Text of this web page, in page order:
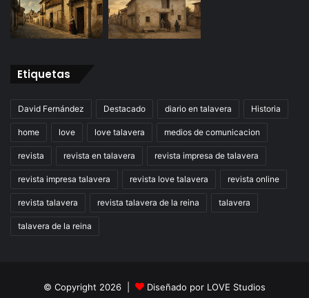
Etiquetas
David Fernández Destacado diario en talavera Historia
home love love talavera medios de comunicacion
revista revista en talavera revista impresa de talavera
revista impresa talavera revista love talavera revista online
revista talavera revista talavera de la reina talavera
talavera de la reina
© Copyright 2026 | Diseñado por LOVE Studios